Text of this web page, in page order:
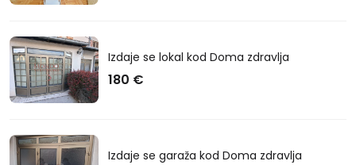
Izdaje se lokal kod Doma zdravlja
180 €
Izdaje se garaža kod Doma zdravlja